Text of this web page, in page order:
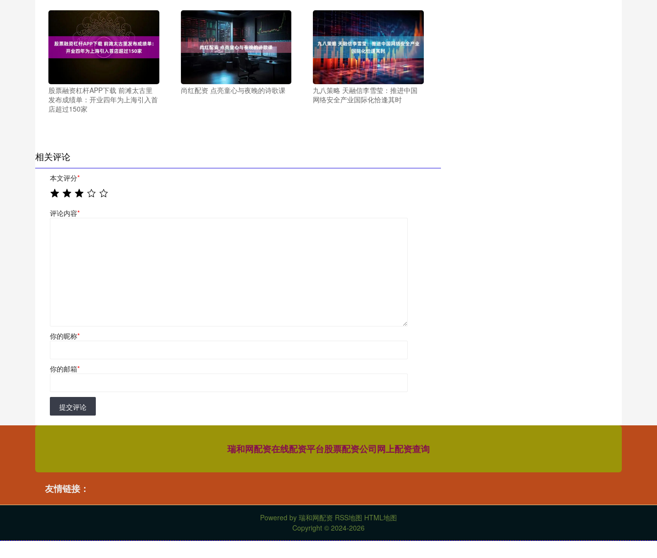
股票融资杠杆APP下载 前滩太古里
发布成绩单：开业四年为上海引入首
店超过150家
尚红配资 点亮童心与夜晚的诗歌课
九八策略 天融信李雪莹：推进中国
网络安全产业国际化恰逢其时
相关评论
本文评分*
评论内容*
你的昵称*
你的邮箱*
提交评论
瑞和网配资在线配资平台股票配资公司网上配资查询
友情链接：
Powered by 瑞和网配资 RSS地图 HTML地图
Copyright © 2024-2026